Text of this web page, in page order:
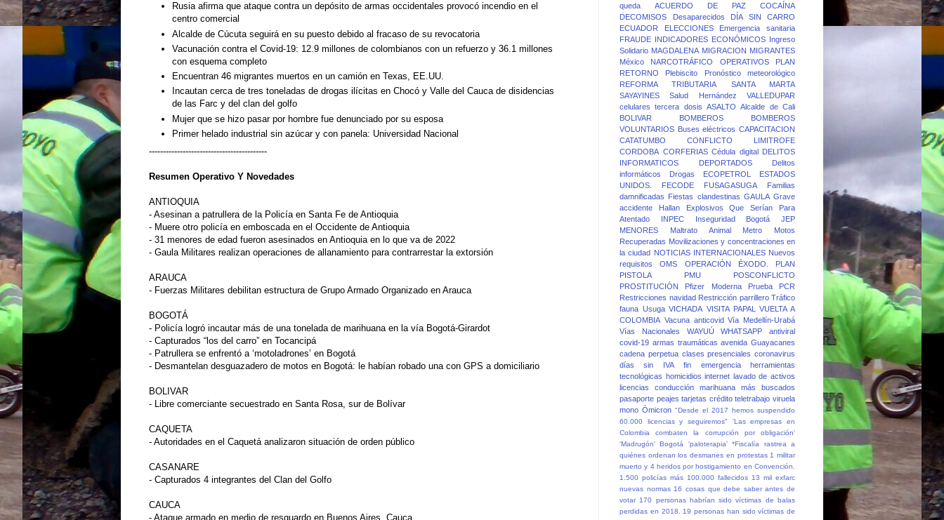
Rusia afirma que ataque contra un depósito de armas occidentales provocó incendio en el
centro comercial
Alcalde de Cúcuta seguirá en su puesto debido al fracaso de su revocatoria
Vacunación contra el Covid-19: 12.9 millones de colombianos con un refuerzo y 36.1 millones
con esquema completo
Encuentran 46 migrantes muertos en un camión en Texas, EE.UU.
Incautan cerca de tres toneladas de drogas ilícitas en Chocó y Valle del Cauca de disidencias
de las Farc y del clan del golfo
Mujer que se hizo pasar por hombre fue denunciado por su esposa
Primer helado industrial sin azúcar y con panela: Universidad Nacional
------------------------------------------
Resumen Operativo Y Novedades
ANTIOQUIA
- Asesinan a patrullera de la Policía en Santa Fe de Antioquia
- Muere otro policía en emboscada en el Occidente de Antioquia
- 31 menores de edad fueron asesinados en Antioquia en lo que va de 2022
- Gaula Militares realizan operaciones de allanamiento para contrarrestar la extorsión
ARAUCA
- Fuerzas Militares debilitan estructura de Grupo Armado Organizado en Arauca
BOGOTÁ
- Policía logró incautar más de una tonelada de marihuana en la vía Bogotá-Girardot
- Capturados “los del carro” en Tocancipá
- Patrullera se enfrentó a ‘motoladrones’ en Bogotá
- Desmantelan desguazadero de motos en Bogotá: le habían robado una con GPS a domiciliario
BOLIVAR
- Libre comerciante secuestrado en Santa Rosa, sur de Bolívar
CAQUETA
- Autoridades en el Caquetá analizaron situación de orden público
CASANARE
- Capturados 4 integrantes del Clan del Golfo
CAUCA
- Ataque armado en medio de resguardo en Buenos Aires, Cauca
queda
ACUERDO DE PAZ
COCAÍNA
DECOMISOS
Desaparecidos
DÍA SIN CARRO
ECUADOR
ELECCIONES
Emergencia sanitaria
FRAUDE
INDICADORES ECONÓMICOS
Ingreso
Solidario MAGDALENA MIGRACION MIGRANTES
México
NARCOTRÁFICO OPERATIVOS
PLAN
RETORNO
Plebiscito
Pronóstico meteorológico
REFORMA TRIBUTARIA
SANTA MARTA
SAYAYINES
Salud Hernández
VALLEDUPAR
celulares
tercera dosis ASALTO
Alcalde de Cali
BOLIVAR
BOMBEROS
BOMBEROS
VOLUNTARIOS Buses eléctricos CAPACITACION
CATATUMBO
CONFLICTO LIMITROFE
CORDOBA CORFERIAS Cédula digital
DELITOS
INFORMATICOS
DEPORTADOS
Delitos
informáticos
Drogas ECOPETROL
ESTADOS
UNIDOS.
FECODE FUSAGASUGA
Familias
damnificadas
Fiestas clandestinas GAULA Grave
accidente
Hallan Explosivos Que Serían Para
Atentado
INPEC Inseguridad Bogotá
JEP
MENORES
Maltrato Animal Metro
Motos
Recuperadas Movilizaciones y concentraciones en
la ciudad NOTICIAS INTERNACIONALES Nuevos
requisitos
OMS OPERACIÓN ÉXODO.
PLAN
PISTOLA
PMU
POSCONFLICTO
PROSTITUCIÓN
Pfizer Moderna
Prueba PCR
Restricciones navidad Restricción parrillero Tráfico
fauna Usuga VICHADA VISITA PAPAL
VUELTA A
COLOMBIA Vacuna anticovid Vía Medellín-Urabá
Vías Nacionales
WAYUÚ WHATSAPP
antiviral
covid-19 armas traumáticas avenida Guayacanes
cadena perpetua clases presenciales coronavirus
días sin IVA
fin emergencia
herramientas
tecnológicas homicidios internet lavado de activos
licencias conducción
marihuana
más buscados
pasaporte peajes tarjetas crédito teletrabajo viruela
mono Ómicron "Desde el 2017 hemos suspendido
60.000 licencias y seguiremos"
'Las empresas en
Colombia combaten la corrupción por obligación'
'Madrugón' Bogotá
'paloterapia' *Fiscalía rastrea a
quiénes ordenan los desmanes en protestas 1 militar
muerto y 4 heridos por hostigamiento en Convención.
1.500 policías más 100.000 fallecidos 13 mil exfarc
nuevas normas 16 cosas que debe saber antes de
votar 170 personas habrían sido víctimas de balas
perdidas en 2018. 19 personas han sido víctimas de